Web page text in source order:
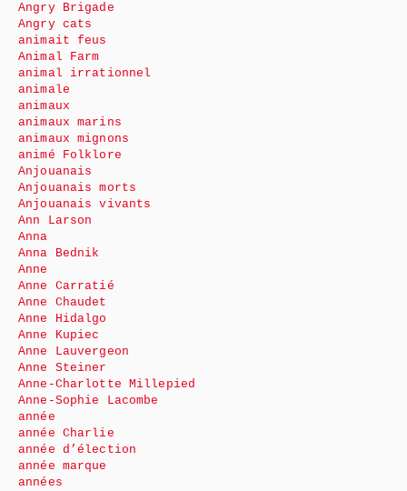
Angry Brigade
Angry cats
animait feus
Animal Farm
animal irrationnel
animale
animaux
animaux marins
animaux mignons
animé Folklore
Anjouanais
Anjouanais morts
Anjouanais vivants
Ann Larson
Anna
Anna Bednik
Anne
Anne Carratié
Anne Chaudet
Anne Hidalgo
Anne Kupiec
Anne Lauvergeon
Anne Steiner
Anne-Charlotte Millepied
Anne-Sophie Lacombe
année
année Charlie
année d’élection
année marque
années